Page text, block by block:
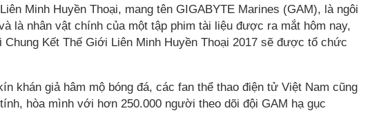
Minh Huyền Thoại, mang tên GIGABYTE Marines (GAM), là ngôi
là nhân vật chính của một tập phim tài liệu được ra mắt hôm nay,
Kết Thế Giới Liên Minh Huyền Thoại 2017 sẽ được tổ chức
khán giả hâm mộ bóng đá, các fan thể thao điện tử Việt Nam cũng
hòa mình với hơn 250.000 người theo dõi đội GAM hạ gục